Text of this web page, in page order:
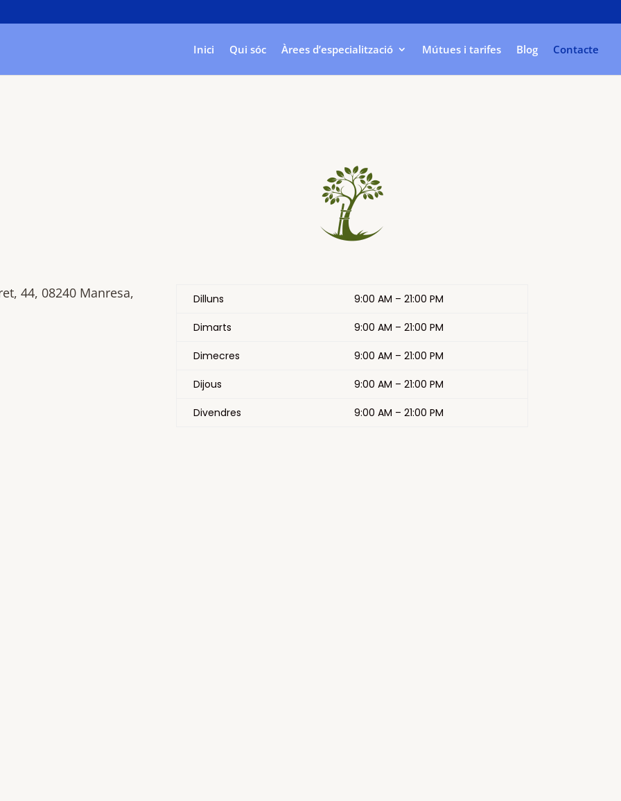
Inici Qui sóc Àrees d’especialització Mútues i tarifes Blog Contacte
44, 08240 Manresa,
Dilluns 9:00 AM – 21:00 PM
Dimarts 9:00 AM – 21:00 PM
Dimecres 9:00 AM – 21:00 PM
Dijous 9:00 AM – 21:00 PM
Divendres 9:00 AM – 21:00 PM